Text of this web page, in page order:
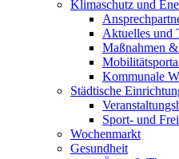
Klimaschutz und
Aktuelles und
Maßnahmen
Kommunale
Städtische
Sport- und
Wochenmarkt
Gesundheit